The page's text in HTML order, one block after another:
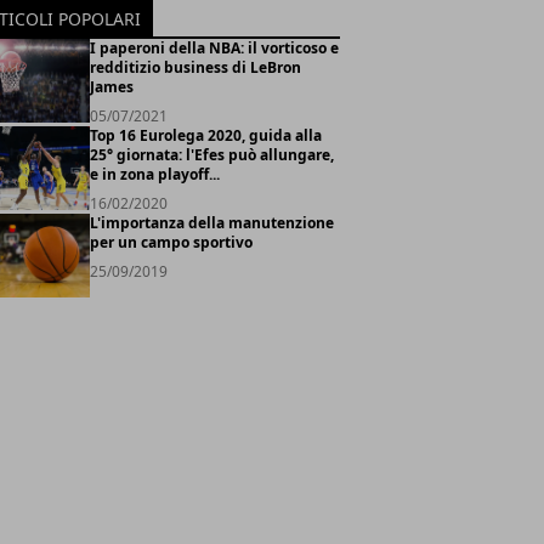
POPOLARI
I paperoni della NBA: il vorticoso e
redditizio business di LeBron
James
05/07/2021
Top 16 Eurolega 2020, guida alla
25° giornata: l'Efes può allungare,
e in zona playoff...
16/02/2020
L'importanza della manutenzione
per un campo sportivo
25/09/2019